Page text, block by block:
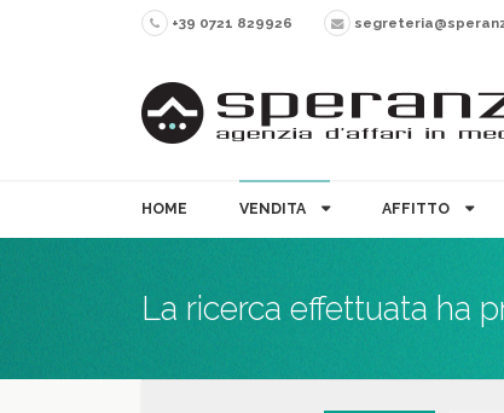
+39 0721 829926
HOME VENDITA AFFITTO
La ricerca effettuata ha